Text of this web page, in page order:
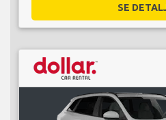
SE